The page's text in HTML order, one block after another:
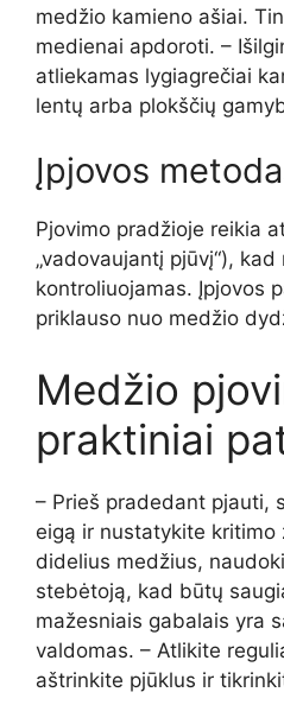
medžio kamieno ašiai.
medienai apdoroti. –
atliekamas lygiagrečiai
lentų arba plokščių
Įpjovos
Pjovimo pradžioje reikia
„vadovaujantį pjūvį“),
kontroliuojamas. Įpjovos
priklauso nuo medžio
Medžio
praktiniai
– Prieš pradedant pjauti,
eigą ir nustatykite kritimo
didelius medžius,
stebėtoją, kad būtų
mažesniais gabalais yra
valdomas. – Atlikite
aštrinkite pjūklus ir